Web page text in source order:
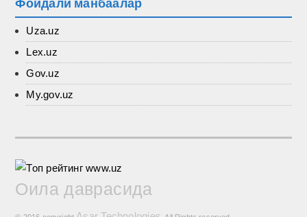
Uza.uz
Lex.uz
Gov.uz
My.gov.uz
Оила даврасида